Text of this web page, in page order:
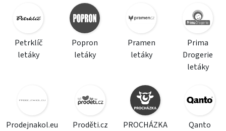
Petrklíč
letáky
Popron
letáky
Pramen
letáky
Prima
Drogerie
letáky
Prodejnakol.eu
Proděti.cz
PROCHÁZKA
Qanto